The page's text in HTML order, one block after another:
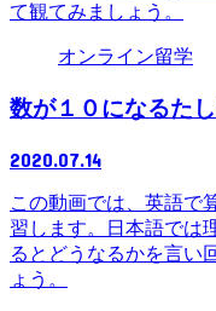
て観てみましょう。
オンライン留学
数が１０になるた
2020.07.14
この動画では、英語で
習します。日本語では
るとどうなるかを言い
ょう。